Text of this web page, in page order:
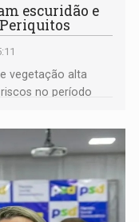
escuridão e
vegetação alta
no período